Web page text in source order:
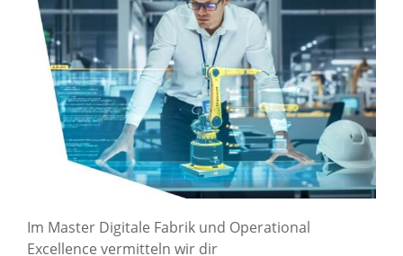
Im Master Digitale Fabrik und Operational
Excellence vermitteln wir dir